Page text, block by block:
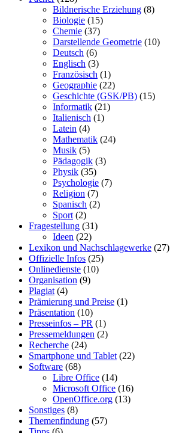
Bildnerische Erziehung (8)
Biologie (15)
Chemie (37)
Darstellende Geometrie (10)
Deutsch (6)
Englisch (3)
Französisch (1)
Geographie (22)
Geschichte (GSK/PB) (15)
Informatik (21)
Italienisch (1)
Latein (4)
Mathematik (24)
Musik (5)
Pädagogik (3)
Physik (35)
Psychologie (7)
Religion (7)
Spanisch (2)
Sport (2)
Fragestellung (31)
Ideen (22)
Lexikon und Nachschlagewerke (27)
Offizielle Infos (25)
Onlinedienste (10)
Organisation (9)
Plagiat (4)
Prämierung und Preise (1)
Präsentation (10)
Presseinfos – PR (1)
Pressemeldungen (2)
Recherche (24)
Smartphone und Tablet (22)
Software (68)
Libre Office (14)
Microsoft Office (16)
OpenOffice.org (13)
Sonstiges (8)
Themenfindung (57)